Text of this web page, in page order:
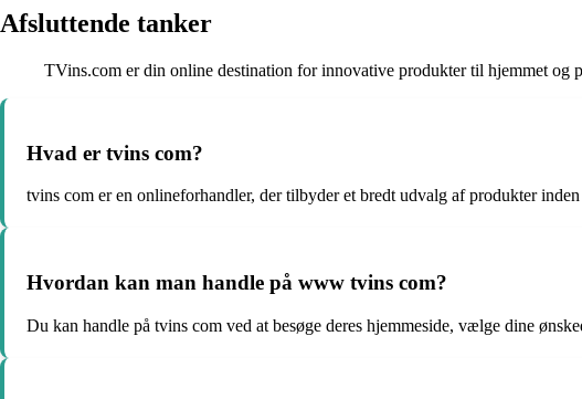
Afsluttende tanker
TVins.com er din online destination for innovative produkter til hjemmet og
Hvad er tvins com?
tvins com er en onlineforhandler, der tilbyder et bredt udvalg af produkter
Hvordan kan man handle på www tvins com?
Du kan handle på tvins com ved at besøge deres hjemmeside, vælge dine